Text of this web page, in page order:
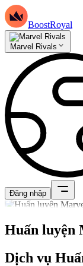
BoostRoyal
Marvel Rivals
Đăng nhập
Huấn luyện
Dịch vụ